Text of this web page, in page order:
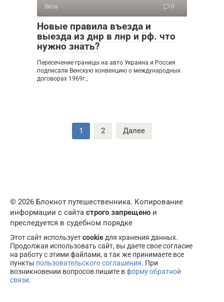
Виза 0
Новые правила въезда и
выезда из днр в лнр и рф. что
нужно знать?
Пересечение границы на авто Украина и Россия
подписали Венскую конвенцию о международных
договорах 1969г.,
1 2 Далее
© 2026 Блокнот путешественника. Копирование
информации с сайта строго запрещено и
преследуется в судебном порядке
Этот сайт используетcookie для хранения данных.
Продолжая использовать сайт, вы даете свое согласие
на работу с этими файлами, а так же принимаете все
пункты пользовательского соглашения. При
возникновении вопросов пишите вформу обратной
связи.